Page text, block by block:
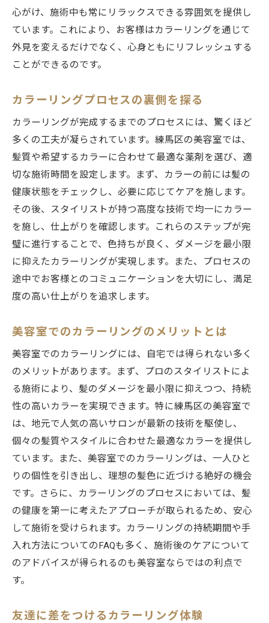
心がけ、施術中も常にリラックスできる雰囲気を提供し
ています。これにより、お客様はカラーリングを通じて
外見を変えるだけでなく、心身ともにリフレッシュする
ことができるのです。
カラーリングプロセスの裏側を探る
カラーリングが完成するまでのプロセスには、驚くほど
多くの工夫が凝らされています。練馬区の美容室では、
髪質や希望するカラーに合わせて最適な薬剤を選び、適
切な施術時間を設定します。まず、カラーの前には髪の
健康状態をチェックし、必要に応じてケアを施します。
その後、スタイリストが持つ高度な技術で均一にカラー
を施し、仕上がりを確認します。これらのステップが完
璧に進行することで、色持ちが良く、ダメージを最小限
に抑えたカラーリングが実現します。また、プロセスの
途中でお客様とのコミュニケーションを大切にし、満足
度の高い仕上がりを追求します。
美容室でのカラーリングのメリットとは
美容室でのカラーリングには、自宅では得られない多く
のメリットがあります。まず、プロのスタイリストによ
る施術により、髪のダメージを最小限に抑えつつ、持続
性の高いカラーを実現できます。特に練馬区の美容室で
は、地元で人気の高いサロンが最新の技術を駆使し、
個々の髪質やスタイルに合わせた最適なカラーを提供し
ています。また、美容室でのカラーリングは、一人ひと
りの個性を引き出し、理想の髪色に近づける絶好の機会
です。さらに、カラーリングのプロセスにおいては、髪
の健康を第一に考えたアプローチが取られるため、安心
して施術を受けられます。カラーリングの持続期間や手
入れ方法についてのFAQも多く、施術後のケアについて
のアドバイスが得られるのも美容室ならではの利点で
す。
友達に差をつけるカラーリング体験